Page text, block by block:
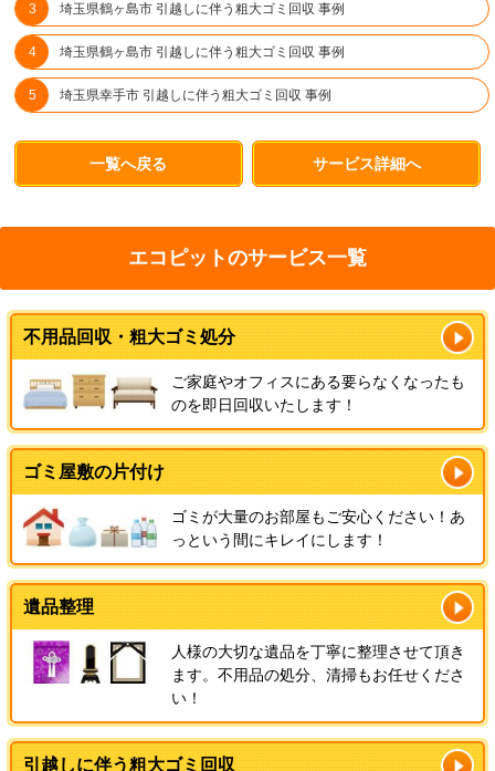
埼玉県鶴ヶ島市 引越しに伴う粗大ゴミ回収 事例
埼玉県鶴ヶ島市 引越しに伴う粗大ゴミ回収 事例
埼玉県幸手市 引越しに伴う粗大ゴミ回収 事例
一覧へ戻る サービス詳細へ
エコピットのサービス一覧
不用品回収・粗大ゴミ処分
ご家庭やオフィスにある要らなくなったも
のを即日回収いたします！
ゴミ屋敷の片付け
ゴミが大量のお部屋もご安心ください！あ
っという間にキレイにします！
遺品整理
人様の大切な遺品を丁寧に整理させて頂き
ます。不用品の処分、清掃もお任せくださ
い！
引越しに伴う粗大ゴミ回収